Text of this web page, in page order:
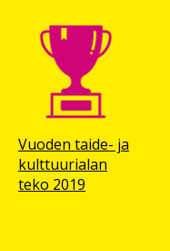
Vuoden taide- ja
kulttuuri­alan
teko 2019